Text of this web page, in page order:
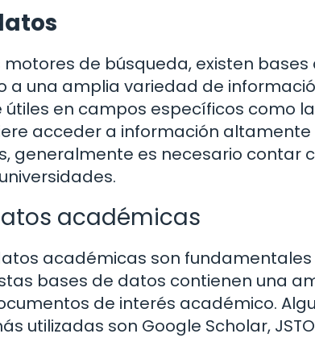
de búsqueda, existen
a una amplia variedad de
en campos específicos como
acceder a información
generalmente es necesario contar
académicas
académicas son
bases de datos contienen una
de interés académico.
utilizadas son Google Scholar,